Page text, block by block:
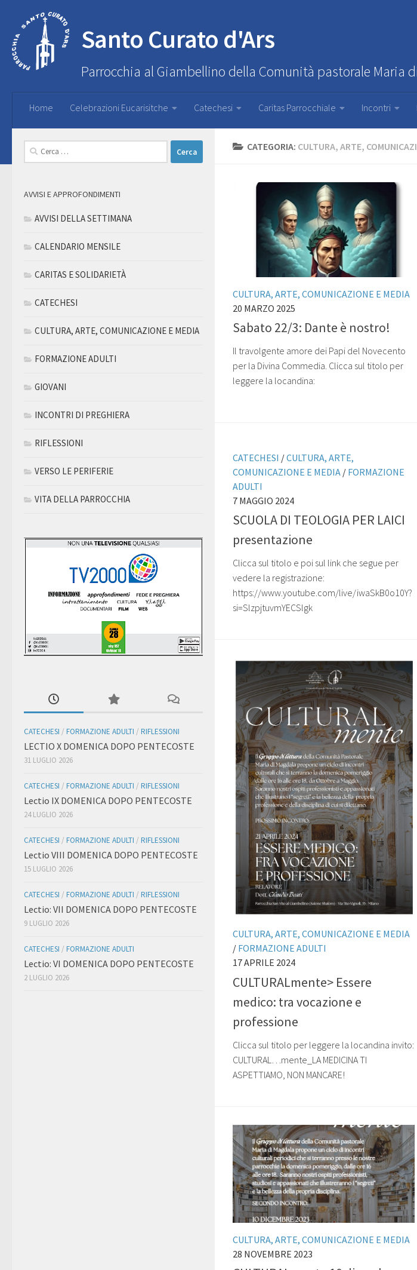
Santo Curato d'Ars
Parrocchia al Giambellino della Comunità pastorale Maria
Home Celebrazioni Eucarisitche Catechesi Caritas Parrocchiale Incontri
CATEGORIA: CULTURA, ARTE,
CULTURA, ARTE, COMUNICAZIONE E MEDIA
20 MARZO 2025
Sabato 22/3: Dante è nostro!
Il travolgente amore dei Papi del Novecento
per la Divina Commedia. Clicca sul titolo per
leggere la locandina:
CATECHESI /CULTURA, ARTE,
COMUNICAZIONE E MEDIA / FORMAZIONE
ADULTI
7 MAGGIO 2024
SCUOLA DI TEOLOGIA PER LAICI
presentazione
Clicca sul titolo e poi sul link che segue per
vedere la registrazione:
https://www.youtube.com/live/iwaSkB0o10Y?
si=SlzpjtuvmYECSlgk
CULTURA, ARTE, COMUNICAZIONE E MEDIA
/ FORMAZIONE ADULTI
17 APRILE 2024
CULTURALmente> Essere
medico: tra vocazione e
professione
Clicca sul titolo per leggere la locandina invito:
CULTURAL…mente_LA MEDICINA TI
ASPETTIAMO, NON MANCARE!
CULTURA, ARTE, COMUNICAZIONE E MEDIA
28 NOVEMBRE 2023
Ricerca
per:
AVVISI E APPROFONDIMENTI
AVVISI DELLA SETTIMANA
CALENDARIO MENSILE
CARITAS E SOLIDARIETÀ
CATECHESI
CULTURA, ARTE, COMUNICAZIONE E MEDIA
FORMAZIONE ADULTI
GIOVANI
INCONTRI DI PREGHIERA
RIFLESSIONI
VERSO LE PERIFERIE
VITA DELLA PARROCCHIA
CATECHESI / FORMAZIONE ADULTI / RIFLESSIONI
LECTIO X DOMENICA DOPO PENTECOSTE
31 LUGLIO 2026
CATECHESI / FORMAZIONE ADULTI / RIFLESSIONI
Lectio IX DOMENICA DOPO PENTECOSTE
24 LUGLIO 2026
CATECHESI / FORMAZIONE ADULTI / RIFLESSIONI
Lectio VIII DOMENICA DOPO PENTECOSTE
15 LUGLIO 2026
CATECHESI / FORMAZIONE ADULTI / RIFLESSIONI
Lectio: VII DOMENICA DOPO PENTECOSTE
9 LUGLIO 2026
CATECHESI / FORMAZIONE ADULTI
Lectio: VI DOMENICA DOPO PENTECOSTE
2 LUGLIO 2026